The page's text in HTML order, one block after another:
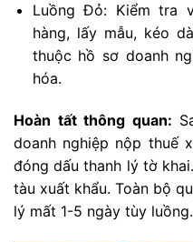
Luồng Đỏ: Kiểm tra
hàng, lấy mẫu, kéo
thuộc hồ sơ doanh
hóa.
Hoàn tất thông quan:
doanh nghiệp nộp thuế
đóng dấu thanh lý tờ
tàu xuất khẩu. Toàn bộ
lý mất 1-5 ngày tùy luồng.